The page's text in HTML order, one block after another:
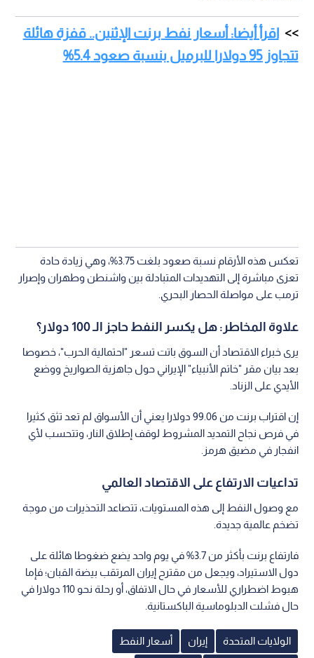
اقرأ أيضا: أسعار نفط برنت الإثنين.. قفزة هائلة
تتجاوز 95 دولارا للبرميل بنسبة صعود 5.4%
تعكس هذه الأرقام نسبة صعود بلغت 3.75%، وهي زيادة حادة
تعزى مباشرة إلى التهديدات المتبادلة بين واشنطن وطهران وإصرار
ترمب على مواصلة الحصار البحري.
علاوة المخاطر: هل يكسر النفط حاجز الـ 100 دولار؟
يرى خبراء الاقتصاد أن السوق باتت تسعر "احتمالية الحرب"، خصوصا
بعد بيان مقر "خاتم الأنبياء" الإيراني حول جاهزية الصواريخ ووضع
الأيدي على الزناد.
إن اقتراب برنت من 99.06 دولارا يعني أن الأسواق لم تعد تثق كثيرا
في فرص نجاح التمديد المشروط لوقف إطلاق النار، وتتحسب لأي
انفجار في مضيق هرمز.
تداعيات الارتفاع على الاقتصاد العالمي
مع وصول النفط إلى هذه المستويات، تتصاعد التحذيرات من موجة
تضخم عالمية جديدة.
فارتفاع برنت بأكثر من 3.7% في يوم واحد يضع ضغوطا هائلة على
دول الاستيراد، ويجعل من مقترح إيران المرتقب بيضة القبان؛ فإما
هبوط اضطراري للأسعار في حال الاتفاق، أو رحلة نحو 110 دولارا في
حال فشلت الدبلوماسية الباكستانية.
الولايات المتحدة إيران أسعار النفط